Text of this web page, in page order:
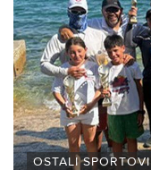
OSTALI SPORTOVI